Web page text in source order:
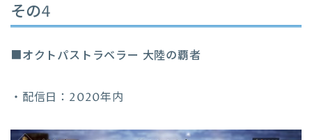
その4
■オクトパストラベラー 大陸の覇者
・配信日：2020年内